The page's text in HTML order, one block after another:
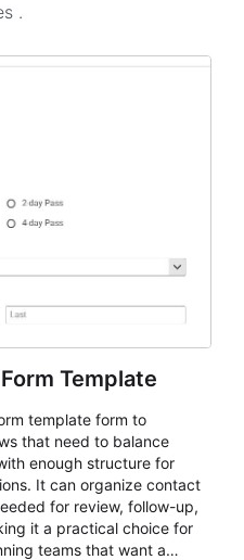
.
Template
template form to
that need to balance
enough structure for
It can organize contact
for review, follow-up,
it a practical choice for
teams that want a